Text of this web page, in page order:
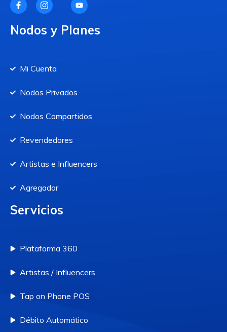
Nodos y Planes
Mi Cuenta
Nodos Privados
Nodos Compartidos
Revendedores
Artistas e Influencers
Agregador
Servicios
Plataforma 360
Artistas / Influencers
Tap on Phone POS
Débito Automático